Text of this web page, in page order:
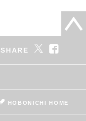
SHARE
HOBONICHI HOME